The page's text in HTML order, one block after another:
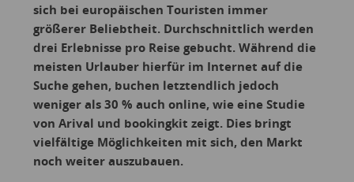
sich bei europäischen Touristen immer
größerer Beliebtheit. Durchschnittlich werden
drei Erlebnisse pro Reise gebucht. Während die
meisten Urlauber hierfür im Internet auf die
Suche gehen, buchen letztendlich jedoch
weniger als 30 % auch online, wie eine Studie
von Arival und bookingkit zeigt. Dies bringt
vielfältige Möglichkeiten mit sich, den Markt
noch weiter auszubauen.